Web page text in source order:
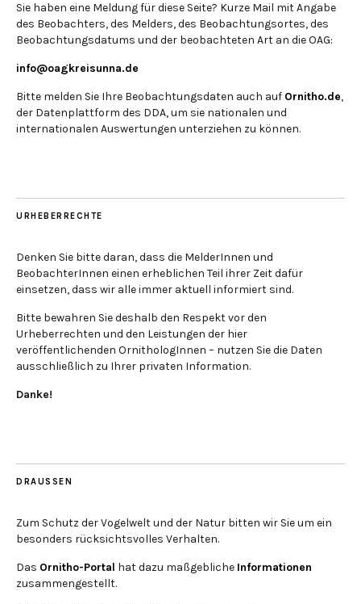
Sie haben eine Meldung für diese Seite? Kurze Mail mit Angabe
des Beobachters, des Melders, des Beobachtungsortes, des
Beobachtungsdatums und der beobachteten Art an die OAG:
info@oagkreisunna.de
Bitte melden Sie Ihre Beobachtungsdaten auch auf Ornitho.de,
der Datenplattform des DDA, um sie nationalen und
internationalen Auswertungen unterziehen zu können.
URHEBERRECHTE
Denken Sie bitte daran, dass die MelderInnen und
BeobachterInnen einen erheblichen Teil ihrer Zeit dafür
einsetzen, dass wir alle immer aktuell informiert sind.
Bitte bewahren Sie deshalb den Respekt vor den
Urheberrechten und den Leistungen der hier
veröffentlichenden OrnithologInnen – nutzen Sie die Daten
ausschließlich zu Ihrer privaten Information.
Danke!
DRAUSSEN
Zum Schutz der Vogelwelt und der Natur bitten wir Sie um ein
besonders rücksichtsvolles Verhalten.
Das Ornitho-Portal hat dazu maßgebliche Informationen
zusammengestellt.